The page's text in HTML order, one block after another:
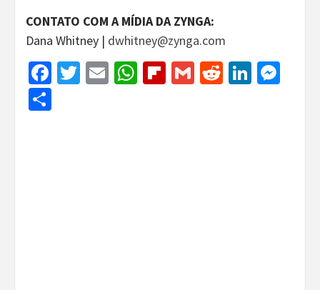
CONTATO COM A MÍDIA DA ZYNGA:
Dana Whitney | dwhitney@zynga.com
Facebook
Twitter
EmailWhatsApp
Flipboard
GmailReddit